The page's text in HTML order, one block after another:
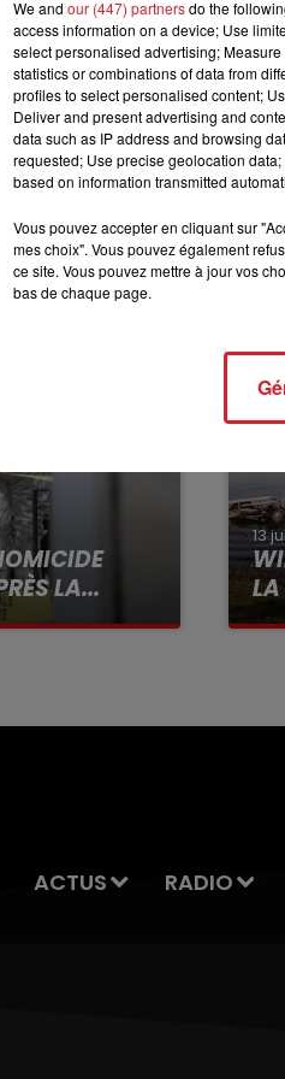
secours. Un enfant du
enfants dans la maison
les circonstances
vit en effet une série
LA...
logement
13
LA
La
ACTUS RADIO
We and our (447) partnersdo the
access information on a device; Use
select personalised advertising;
statistics or combinations of data from
profiles to select personalised content;
Deliver and present advertising and
data such as IP address and browsing
requested; Use precise geolocation
based on information transmitted
Vous pouvez accepter en cliquant sur
mes choix". Vous pouvez également
ce site. Vous pouvez mettre à jour vos
bas de chaque page.